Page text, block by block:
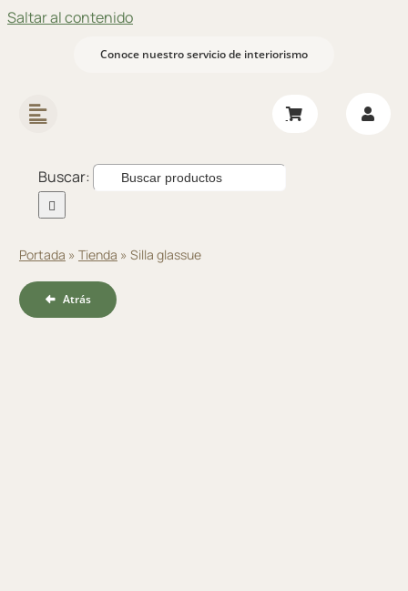
Saltar al contenido
Conoce nuestro servicio de interiorismo
Buscar:
Portada » Tienda » Silla glassue
Atrás